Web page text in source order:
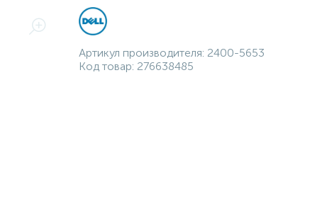
Артикул производителя: 2400-5653
Код товар: 276638485